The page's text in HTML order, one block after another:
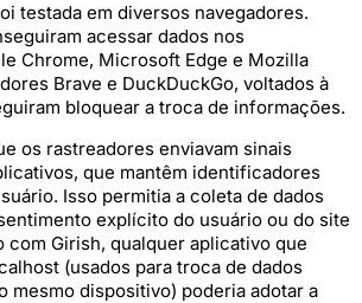
testada em diversos navegadores.
acessar dados nos
Chrome, Microsoft Edge e Mozilla
Brave e DuckDuckGo, voltados à
bloquear a troca de informações.
os rastreadores enviavam sinais
que mantêm identificadores
Isso permitia a coleta de dados
explícito do usuário ou do site
com Girish, qualquer aplicativo que
(usados para troca de dados
mesmo dispositivo) poderia adotar a